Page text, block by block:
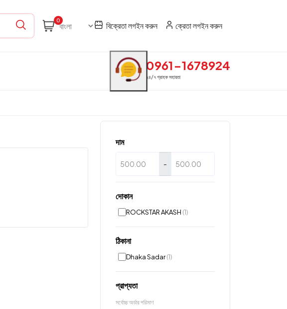
0
বিক্রেতা লগইন করুন ক্রেতা লগইন করুন
0961-1678924
২৪/৭ গ্রাহক সহায়তা
দাম
-
দোকান
ROCKSTAR AKASH (1)
ঠিকানা
Dhaka Sadar(1)
প্রাপ্যতা
সর্বোচ্চ অর্ডার পরিমাণ